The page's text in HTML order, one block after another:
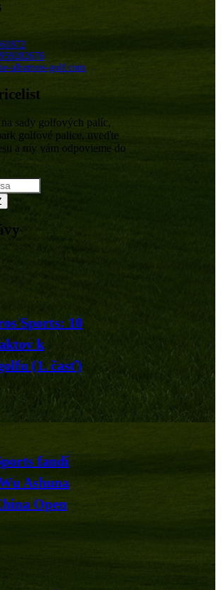
albatross-golf.com
sady golfových palíc,
golfové palice, uveďte
a my vám odpovieme do
Sports: 10
k
(1. časť)
fandí
Ashuna
Open